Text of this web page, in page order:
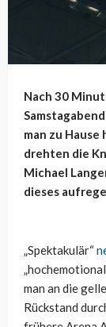
Nach 30
man zu Hause
drehten die
Michael
dieses
„Spektakulär“
man an die
Rückstand